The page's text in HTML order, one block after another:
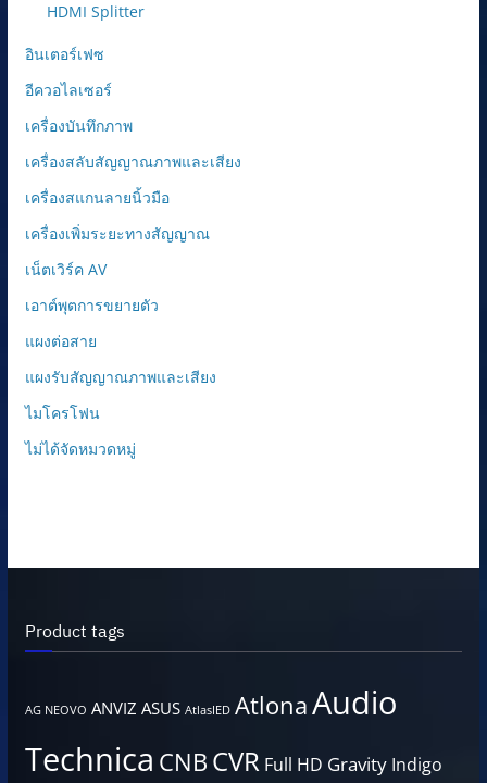
HDMI Splitter
อินเตอร์เฟซ
อีควอไลเซอร์
เครื่องบันทึกภาพ
เครื่องสลับสัญญาณภาพและเสียง
เครื่องสแกนลายนิ้วมือ
เครื่องเพิ่มระยะทางสัญญาณ
เน็ตเวิร์ค AV
เอาต์พุตการขยายตัว
แผงต่อสาย
แผงรับสัญญาณภาพและเสียง
ไมโครโฟน
ไม่ได้จัดหมวดหมู่
Product tags
AG NEOVO ANVIZ ASUS AtlasIED AtlonaAudio
Technica CNBCVR Full HD Gravity Indigo